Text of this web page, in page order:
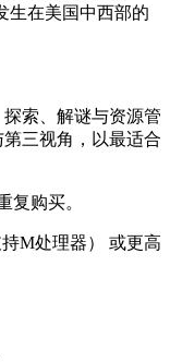
生在美国中西部的
索、解谜与资源管
三视角，以最适合
复购买。
持M处理器） 或更高